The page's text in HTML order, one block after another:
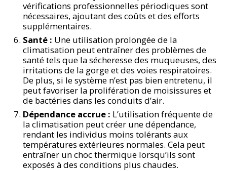
vérifications professionnelles périodiques sont
nécessaires, ajoutant des coûts et des efforts
supplémentaires.
Santé : Une utilisation prolongée de la
climatisation peut entraîner des problèmes de
santé tels que la sécheresse des muqueuses, des
irritations de la gorge et des voies respiratoires.
De plus, si le système n’est pas bien entretenu, il
peut favoriser la prolifération de moisissures et
de bactéries dans les conduits d’air.
Dépendance accrue : L’utilisation fréquente de
la climatisation peut créer une dépendance,
rendant les individus moins tolérants aux
températures extérieures normales. Cela peut
entraîner un choc thermique lorsqu’ils sont
exposés à des conditions plus chaudes.